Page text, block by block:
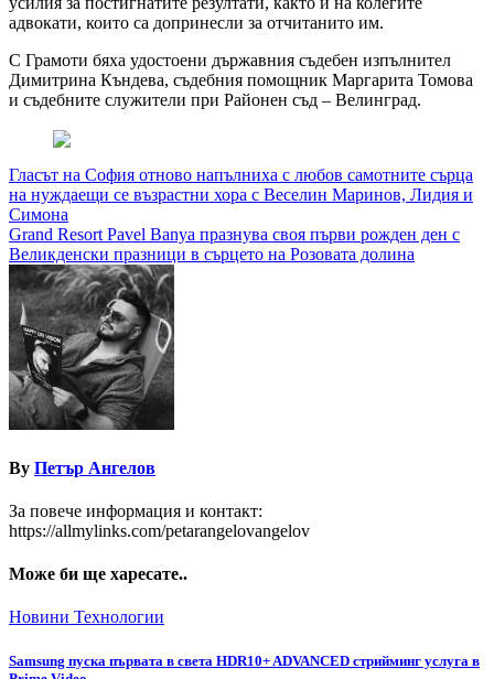
адвокати, които са допринесли за отчитанито им.
С Грамоти бяха удостоени държавния съдебен изпълнител
Димитрина Къндева, съдебния помощник Маргарита Томова
и съдебните служители при Районен съд – Велинград.
Навигация
Гласът на София отново напълниха с любов самотните сърца
на нуждаещи се възрастни хора с Веселин Маринов, Лидия и
Симона
Grand Resort Pavel Banya празнува своя първи рожден ден с
Великденски празници в сърцето на Розовата долина
By Петър Ангелов
За повече информация и контакт:
https://allmylinks.com/petarangelovangelov
Може би ще харесате..
Новини Технологии
Samsung пуска първата в света HDR10+ ADVANCED стрийминг услуга в